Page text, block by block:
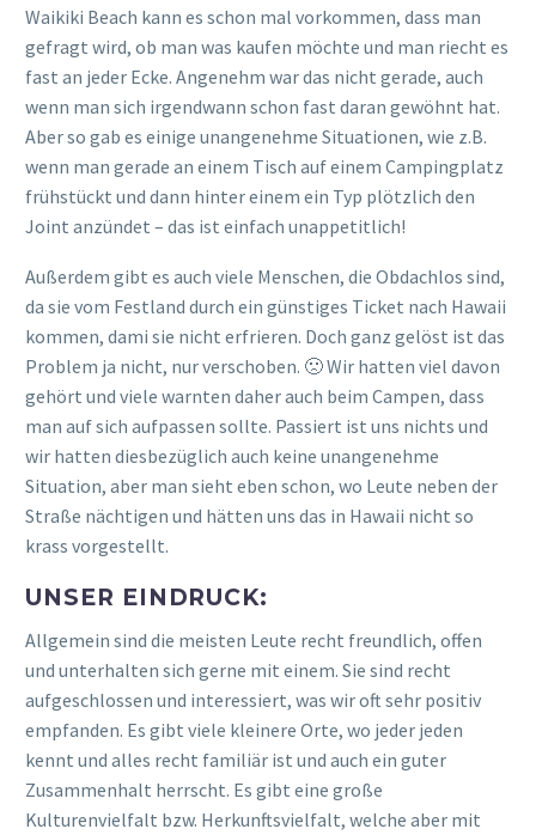
Waikiki Beach kann es schon mal vorkommen, dass man
gefragt wird, ob man was kaufen möchte und man riecht es
fast an jeder Ecke. Angenehm war das nicht gerade, auch
wenn man sich irgendwann schon fast daran gewöhnt hat.
Aber so gab es einige unangenehme Situationen, wie z.B.
wenn man gerade an einem Tisch auf einem Campingplatz
frühstückt und dann hinter einem ein Typ plötzlich den
Joint anzündet – das ist einfach unappetitlich!
Außerdem gibt es auch viele Menschen, die Obdachlos sind,
da sie vom Festland durch ein günstiges Ticket nach Hawaii
kommen, dami sie nicht erfrieren. Doch ganz gelöst ist das
Problem ja nicht, nur verschoben. 🙁 Wir hatten viel davon
gehört und viele warnten daher auch beim Campen, dass
man auf sich aufpassen sollte. Passiert ist uns nichts und
wir hatten diesbezüglich auch keine unangenehme
Situation, aber man sieht eben schon, wo Leute neben der
Straße nächtigen und hätten uns das in Hawaii nicht so
krass vorgestellt.
UNSER EINDRUCK:
Allgemein sind die meisten Leute recht freundlich, offen
und unterhalten sich gerne mit einem. Sie sind recht
aufgeschlossen und interessiert, was wir oft sehr positiv
empfanden. Es gibt viele kleinere Orte, wo jeder jeden
kennt und alles recht familiär ist und auch ein guter
Zusammenhalt herrscht. Es gibt eine große
Kulturenvielfalt bzw. Herkunftsvielfalt, welche aber mit